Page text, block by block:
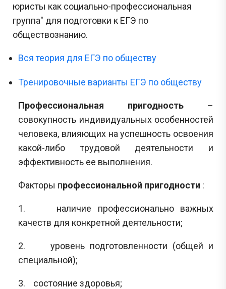
юристы как социально-профессиональная
группа" для подготовки к ЕГЭ по
обществознанию.
Вся теория для ЕГЭ по обществу
Тренировочные варианты ЕГЭ по обществу
Профессиональная пригодность –
совокупность индивидуальных особенностей
человека, влияющих на успешность освоения
какой-либо трудовой деятельности и
эффективность ее выполнения.
Факторы профессиональной пригодности :
1. наличие профессионально важных
качеств для конкретной деятельности;
2. уровень подготовленности (общей и
специальной);
3. состояние здоровья;